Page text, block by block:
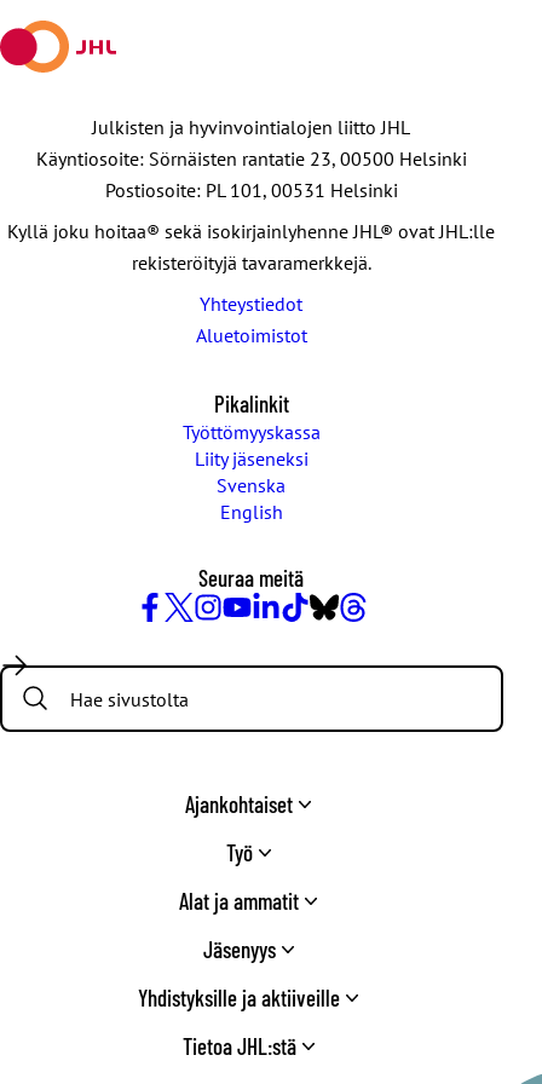
Julkisten ja hyvinvointialojen liitto JHL
Käyntiosoite: Sörnäisten rantatie 23, 00500 Helsinki
Postiosoite: PL 101, 00531 Helsinki
Kyllä joku hoitaa® sekä isokirjainlyhenne JHL® ovat JHL:lle
rekisteröityjä tavaramerkkejä.
Yhteystiedot
Aluetoimistot
Pikalinkit
Työttömyyskassa
Liity jäseneksi
Svenska
English
Seuraa meitä
/
Twitter
Search:
Ajankohtaiset
Työ
Alat ja ammatit
Jäsenyys
Yhdistyksille ja aktiiveille
Tietoa JHL:stä